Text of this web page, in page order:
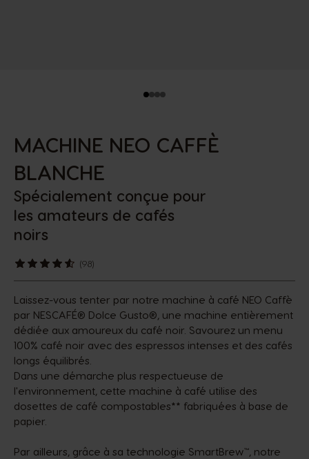
MACHINE NEO CAFFÈ
BLANCHE
Spécialement conçue pour
les amateurs de cafés
noirs
(98)
Laissez-vous tenter par notre machine à café NEO Caffè
par NESCAFÉ® Dolce Gusto®, une machine entièrement
dédiée aux amoureux du café noir. Savourez un menu
100% café noir avec des espressos intenses et des cafés
longs équilibrés. ​
Dans une démarche plus respectueuse de
l'environnement, cette machine à café utilise des
dosettes de café compostables** fabriquées à base de
papier.​
Par ailleurs, grâce à sa technologie SmartBrew™, notre